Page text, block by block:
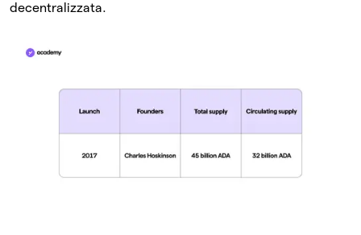
decentralizzata.